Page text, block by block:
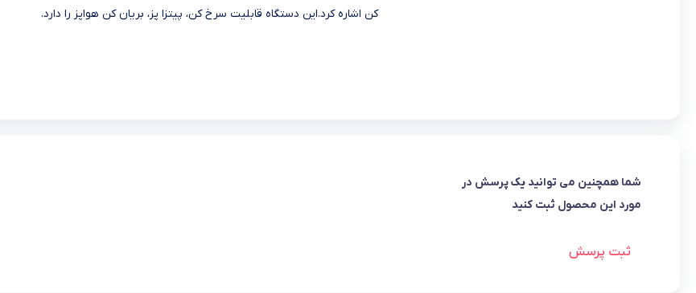
کن اشاره کرد.این دستگاه قابلیت سرخ کن، پیتزا پز، بریان کن هواپز را دارد.
شما همچنین می توانید یک پرسش در
مورد این محصول ثبت کنید
ثبت پرسش